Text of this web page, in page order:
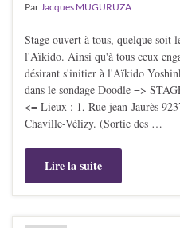
ParJacques MUGURUZA
Stage ouvert à tous, quelque soit
l'Aïkido. Ainsi qu'à tous ceux
désirant s'initier à l'Aïkido
dans le sondage Doodle =>
<= Lieux : 1, Rue jean-Jaurès
Chaville-Vélizy. (Sortie des …
Lire la suite